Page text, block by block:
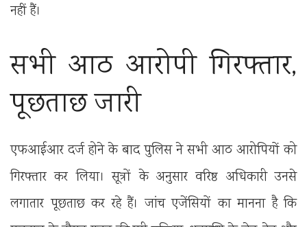
नहीं हैं।
सभी आठ आरोपी गिरफ्तार,
पूछताछ जारी
एफआईआर दर्ज होने के बाद पुलिस ने सभी आठ आरोपियों को
गिरफ्तार कर लिया। सूत्रों के अनुसार वरिष्ठ अधिकारी उनसे
लगातार पूछताछ कर रहे हैं। जांच एजेंसियों का मानना है कि